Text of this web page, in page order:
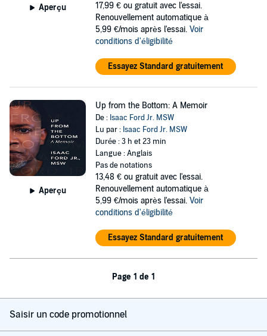
Aperçu 17,99 € ou gratuit avec l'essai.
Renouvellement automatique à
5,99 €/mois après l'essai. Voir
conditions d'éligibilité
Essayez Standard gratuitement
Aperçu
Up from the Bottom: A Memoir
De : Isaac Ford Jr. MSW
Lu par : Isaac Ford Jr. MSW
Durée : 3 h et 23 min
Langue : Anglais
Pas de notations
13,48 € ou gratuit avec l'essai.
Renouvellement automatique à
5,99 €/mois après l'essai. Voir
conditions d'éligibilité
Essayez Standard gratuitement
Page 1 de 1
Saisir un code promotionnel